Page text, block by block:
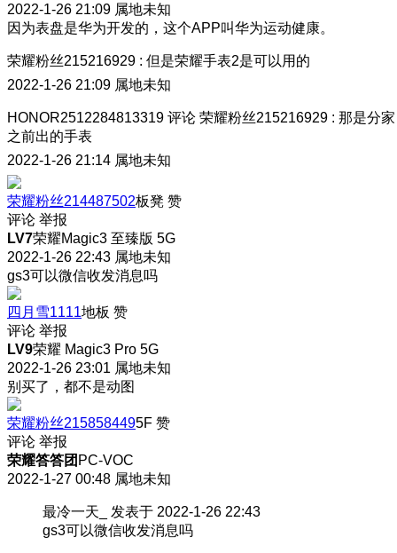
2022-1-26 21:09 属地未知
因为表盘是华为开发的，这个APP叫华为运动健康。
荣耀粉丝215216929 : 但是荣耀手表2是可以用的
2022-1-26 21:09 属地未知
HONOR2512284813319 评论 荣耀粉丝215216929 : 那是分家
之前出的手表
2022-1-26 21:14 属地未知
荣耀粉丝214487502板凳 赞
评论 举报
LV7荣耀Magic3 至臻版 5G
2022-1-26 22:43 属地未知
gs3可以微信收发消息吗
四月雪1111地板 赞
评论 举报
LV9荣耀 Magic3 Pro 5G
2022-1-26 23:01 属地未知
别买了，都不是动图
荣耀粉丝2158584495F 赞
评论 举报
荣耀答答团 PC-VOC
2022-1-27 00:48 属地未知
最冷一天_ 发表于 2022-1-26 22:43
gs3可以微信收发消息吗